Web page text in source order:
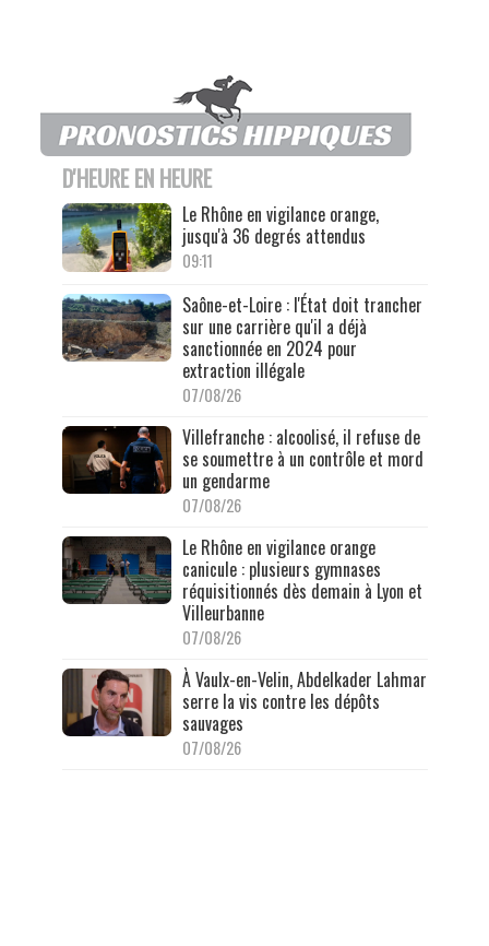
D'HEURE EN HEURE
Le Rhône en vigilance orange,
jusqu'à 36 degrés attendus
09:11
Saône-et-Loire : l'État doit trancher
sur une carrière qu'il a déjà
sanctionnée en 2024 pour
extraction illégale
07/08/26
Villefranche : alcoolisé, il refuse de
se soumettre à un contrôle et mord
un gendarme
07/08/26
Le Rhône en vigilance orange
canicule : plusieurs gymnases
réquisitionnés dès demain à Lyon et
Villeurbanne
07/08/26
À Vaulx-en-Velin, Abdelkader Lahmar
serre la vis contre les dépôts
sauvages
07/08/26